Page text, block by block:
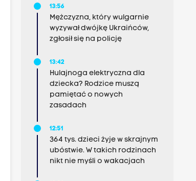
13:56
Mężczyzna, który wulgarnie
wyzywał dwójkę Ukraińców,
zgłosił się na policję
13:42
Hulajnoga elektryczna dla
dziecka? Rodzice muszą
pamiętać o nowych
zasadach
12:51
364 tys. dzieci żyje w skrajnym
ubóstwie. W takich rodzinach
nikt nie myśli o wakacjach